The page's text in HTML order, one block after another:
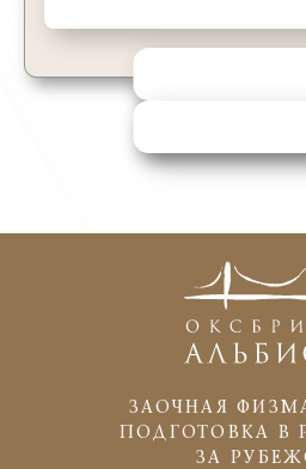
ЗАОЧНАЯ
ПОДГОТОВКА В
ЗА